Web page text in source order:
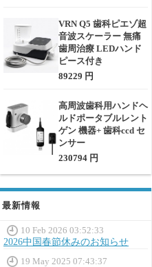
VRN Q5 歯科ピエゾ超
音波スケーラー 無痛
歯周治療 LEDハンド
ピース付き
89229 円
高周波歯科用ハンドヘ
ルドポータブルレント
ゲン 機器+ 歯科ccd セ
ンサー
230794 円
最新情報
10 Feb 2026 03:52:33
2026中国春節休みのお知らせ
19 May 2025 07:43:37